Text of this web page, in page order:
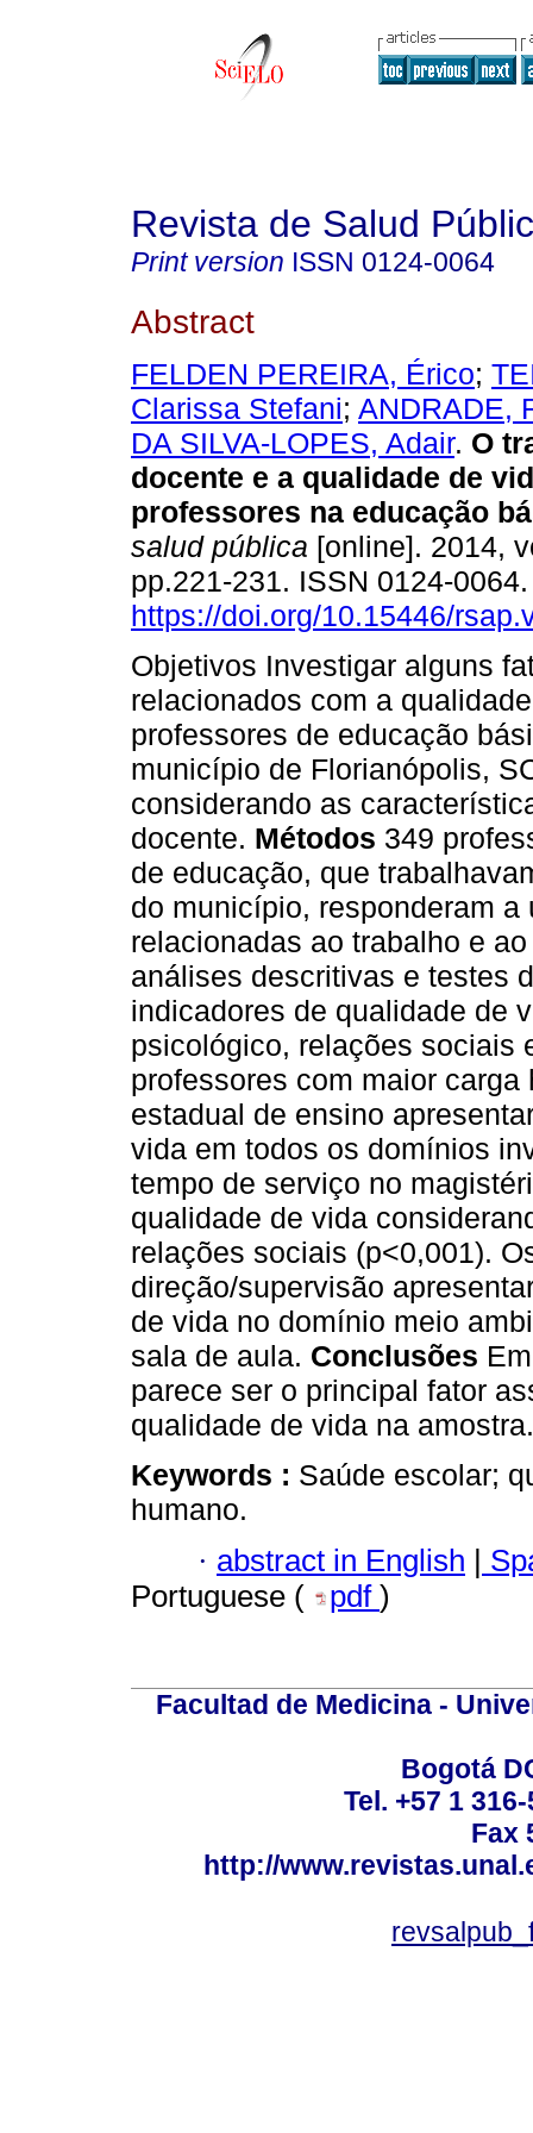
Revista de Salud
Print version ISSN 0124-0064
Abstract
FELDEN PEREIRA, Érico;
Clarissa Stefani; ANDRADE,
DA SILVA-LOPES, Adair. O
docente e a qualidade de
professores na educação
salud pública [online]. 2014,
pp.221-231. ISSN 0124-
https://doi.org/10.15446/
Objetivos Investigar alguns
relacionados com a
professores de educação
município de Florianópolis,
considerando as
docente. Métodos 349
de educação, que
do município, responderam
relacionadas ao trabalho e
análises descritivas e testes
indicadores de qualidade de
psicológico, relações sociais
professores com maior
estadual de ensino
vida em todos os domínios
tempo de serviço no
qualidade de vida
relações sociais (p<0,001).
direção/supervisão
de vida no domínio meio
sala de aula. Conclusões
parece ser o principal fator
qualidade de vida na amostra.
Keywords : Saúde escolar;
humano.
· abstract in English |
Portuguese (
pdf )
Facultad de Medicina -
Bogotá
Tel. +57 1
Fax
http://